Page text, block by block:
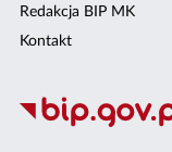
Redakcja BIP MK
Kontakt